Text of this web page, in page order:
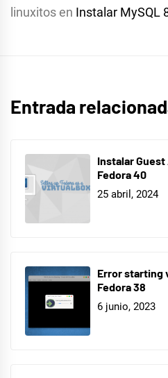
linuxitos en Instalar MySQL
Entrada
Instalar
Fedora 40
25 abril, 2024
Error starting
Fedora 38
6 junio, 2023